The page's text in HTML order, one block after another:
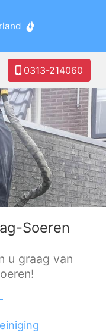
0313-214060
Soeren
u graag van